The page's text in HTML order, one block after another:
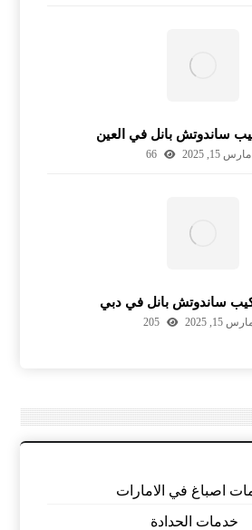
ساندوتش بانل في العين
مارس 15, 2025 66
ساندوتش بانل في دبي
15, 2025
205
اصباغ في الامارات
خدمات الحدادة